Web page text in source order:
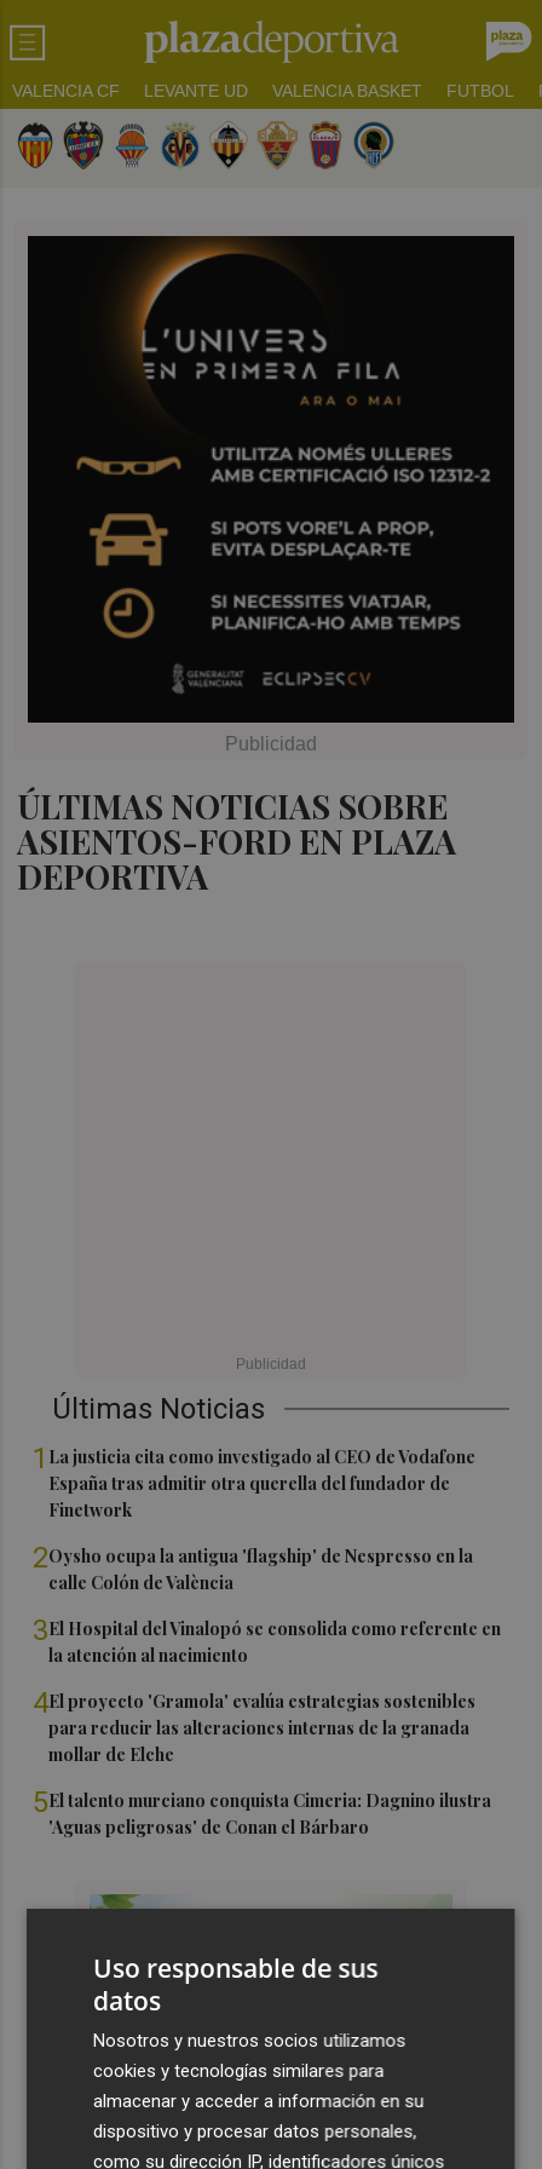
VALENCIA CF LEVANTE UD VALENCIA BASKET FUTBOL
ÚLTIMAS NOTICIAS SOBRE
ASIENTOS-FORD EN PLAZA
DEPORTIVA
Últimas Noticias
1 La justicia cita como investigado al CEO de Vodafone
España tras admitir otra querella del fundador de
Finetwork
2Oysho ocupa la antigua 'flagship' de Nespresso en la
calle Colón de València
3El Hospital del Vinalopó se consolida como referente en
la atención al nacimiento
4El proyecto 'Gramola' evalúa estrategias sostenibles
para reducir las alteraciones internas de la granada
mollar de Elche
5El talento murciano conquista Cimeria: Dagnino ilustra
'Aguas peligrosas' de Conan el Bárbaro
Uso responsable de sus
datos
Nosotros y nuestros socios utilizamos
cookies y tecnologías similares para
almacenar y acceder a información en su
dispositivo y procesar datos personales,
como su dirección IP, identificadores únicos